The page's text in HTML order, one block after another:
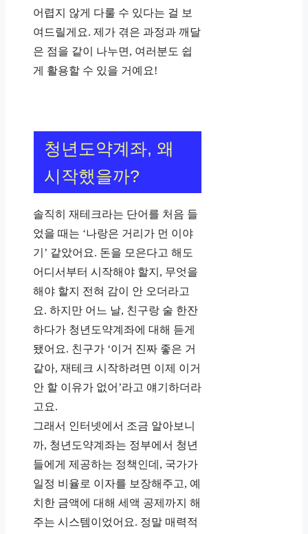
어렵지 않게 다룰 수 있다는 걸 보
여드릴게요. 제가 겪은 과정과 깨달
은 점을 같이 나누면, 여러분도 쉽
게 활용할 수 있을 거예요!
청년도약계좌, 왜
시작했을까?
솔직히 재테크라는 단어를 처음 들
었을 때는 ‘나랑은 거리가 먼 이야
기’ 같았어요. 돈을 모은다고 해도
어디서부터 시작해야 할지, 무엇을
해야 할지 전혀 감이 안 오더라고
요. 하지만 어느 날, 친구랑 술 한잔
하다가 청년도약계좌에 대해 듣게
됐어요. 친구가 ‘이거 진짜 좋은 거
같아, 재테크 시작하려면 이제 이거
안 할 이유가 없어’라고 얘기하더라
고요.
그래서 인터넷에서 조금 알아보니
까, 청년도약계좌는 정부에서 청년
들에게 제공하는 정책인데, 국가가
일정 비율로 이자를 보장해주고, 예
치한 금액에 대해 세액 공제까지 해
주는 시스템이었어요. 정말 매력적